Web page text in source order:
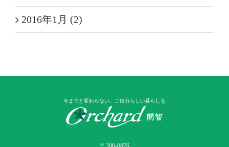
2016年1月 (2)
今までと変わらない、ご自分らしい暮らしを